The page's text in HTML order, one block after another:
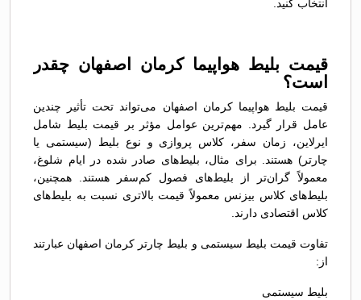
انتخاب کنید.
قیمت بلیط هواپیما کرمان اصفهان چقدر
است؟
قیمت بلیط هواپیما کرمان اصفهان می‌تواند تحت تأثیر چندین
عامل قرار گیرد. مهم‌ترین عوامل مؤثر بر قیمت بلیط شامل
ایرلاین، زمان سفر، کلاس پروازی و نوع بلیط (سیستمی یا
چارتر) هستند. برای مثال، بلیط‌های صادر شده در ایام شلوغ،
معمولاً گران‌تر از بلیط‌های فصول کم‌سفر هستند. همچنین،
بلیط‌های کلاس بیزنس معمولاً قیمت بالاتری نسبت به بلیط‌های
کلاس اقتصادی دارند.
تفاوت قیمت بلیط سیستمی و بلیط چارتر کرمان اصفهان عبارتند
از:
بلیط سیستمی